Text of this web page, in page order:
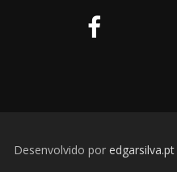
Desenvolvido por edgarsilva.pt